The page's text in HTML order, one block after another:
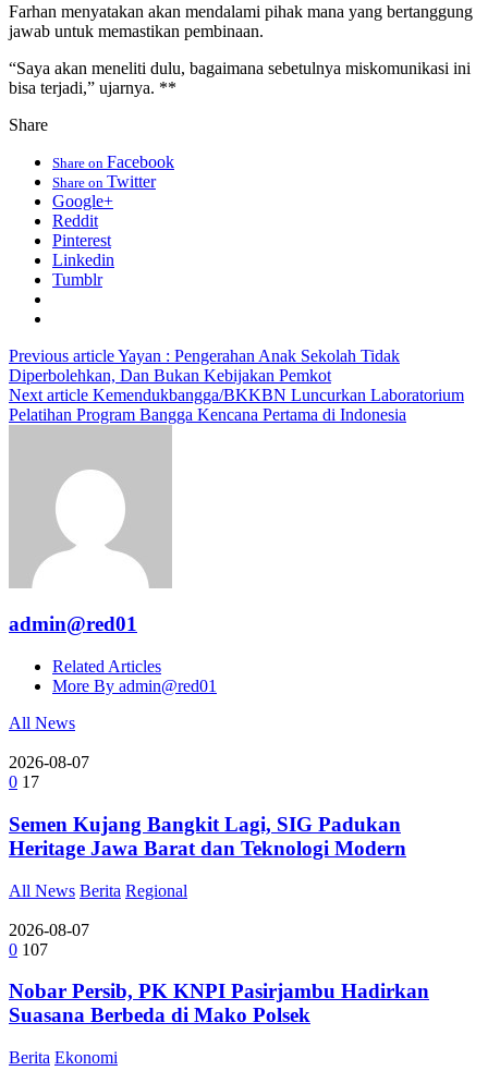
Farhan menyatakan akan mendalami pihak mana yang bertanggung
jawab untuk memastikan pembinaan.
“Saya akan meneliti dulu, bagaimana sebetulnya miskomunikasi ini
bisa terjadi,” ujarnya. **
Share
Share on Facebook
Share on Twitter
Google+
Reddit
Pinterest
Linkedin
Tumblr
Previous articleYayan : Pengerahan Anak Sekolah Tidak
Diperbolehkan, Dan Bukan Kebijakan Pemkot
Next article Kemendukbangga/BKKBN Luncurkan Laboratorium
Pelatihan Program Bangga Kencana Pertama di Indonesia
admin@red01
Related Articles
More By admin@red01
All News
2026-08-07
0 17
Semen Kujang Bangkit Lagi, SIG Padukan
Heritage Jawa Barat dan Teknologi Modern
All News Berita Regional
2026-08-07
0 107
Nobar Persib, PK KNPI Pasirjambu Hadirkan
Suasana Berbeda di Mako Polsek
Berita Ekonomi